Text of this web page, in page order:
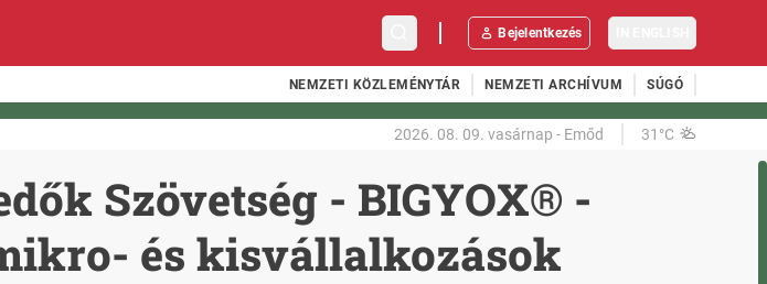
Bejelentkezés
NEMZETI KÖZLEMÉNYTÁR NEMZETI ARCHÍVUM SÚGÓ
2026. 08. 09. vasárnap - Emőd 31°C
Szövetség - BIGYOX® -
és kisvállalkozások